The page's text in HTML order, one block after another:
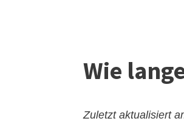
Wie
Zuletzt aktualisiert